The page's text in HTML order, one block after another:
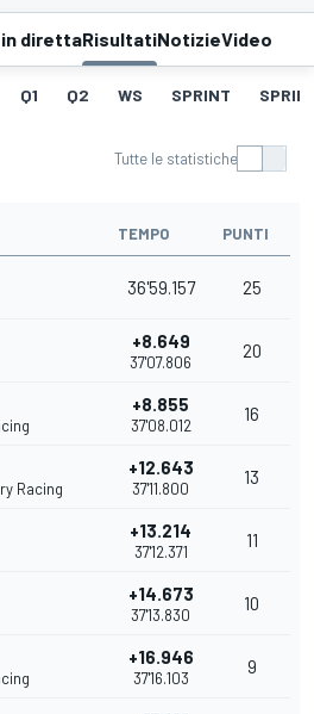
direttaRisultatiNotizieVideo
Q1 Q2 WS SPRINT
Tutte le statistiche
TEMPO PUNTI
36'59.157 25
+8.649
37'07.806
20
+8.855
37'08.012
16
Racing
+12.643
37'11.800
13
+13.214
37'12.371
11
+14.673
37'13.830
10
+16.946
37'16.103
9